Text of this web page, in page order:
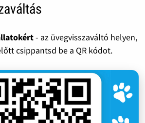
- az üvegvisszaváltó helyen,
csippantsd be a QR kódot.